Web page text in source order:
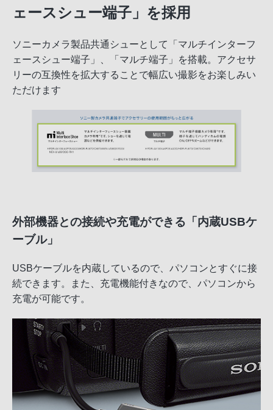
ェースシュー端子」を採用
ソニーカメラ製品共通シューとして「マルチインターフ
ェースシュー端子」、「マルチ端子」を搭載。アクセサ
リーの互換性を拡大することで幅広い撮影をお楽しみい
ただけます
外部機器との接続や充電ができる「内蔵USBケ
ーブル」
USBケーブルを内蔵しているので、パソコンとすぐに接
続できます。また、充電機能付きなので、パソコンから
充電が可能です。